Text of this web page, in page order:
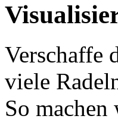
Verschaffe
viele
So